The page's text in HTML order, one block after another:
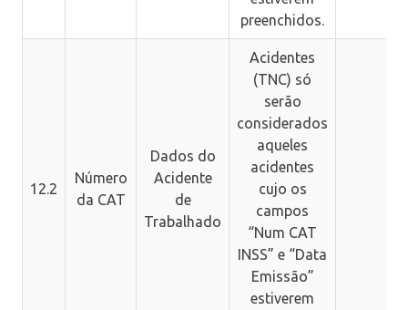
preenchidos.
12.2
Número
da CAT
Dados do
Acidente
de
Trabalhado
Acidentes
(TNC) só
serão
considerados
aqueles
acidentes
cujo os
campos
“Num CAT
INSS” e “Data
Emissão”
estiverem